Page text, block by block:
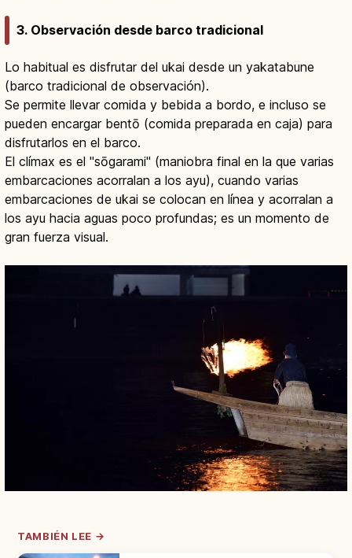
3. Observación desde barco tradicional
Lo habitual es disfrutar del ukai desde un yakatabune
(barco tradicional de observación).
Se permite llevar comida y bebida a bordo, e incluso se
pueden encargar bentō (comida preparada en caja) para
disfrutarlos en el barco.
El clímax es el "sōgarami" (maniobra final en la que varias
embarcaciones acorralan a los ayu), cuando varias
embarcaciones de ukai se colocan en línea y acorralan a
los ayu hacia aguas poco profundas; es un momento de
gran fuerza visual.
TAMBIÉN LEE →